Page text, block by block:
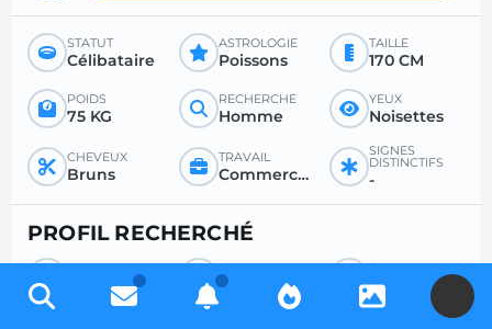
STATUT
Célibataire
ASTROLOGIE
Poissons
TAILLE
170 CM
POIDS
75 KG
RECHERCHE
Homme
YEUX
Noisettes
CHEVEUX
Bruns
TRAVAIL
Commercant et assimilé
SIGNES
DISTINCTIFS
-
PROFIL RECHERCHÉ
RECHERCHE
Homme
POUR
Sexe
ÂGE SOUHAITÉ